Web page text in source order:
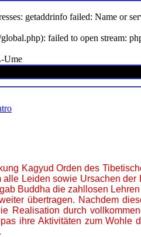
getaddrinfo failed: Name or
failed to open stream:
Kagyud Orden des
alle Leiden sowie Ursachen
Buddha die zahllosen
übertragen. Nachdem
Realisation durch
ihre Aktivitäten zum Wohle